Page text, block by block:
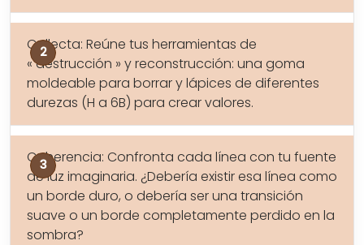
Collecta: Reúne tus herramientas de
« destrucción » y reconstrucción: una goma
moldeable para borrar y lápices de diferentes
durezas (H a 6B) para crear valores.
Coherencia: Confronta cada línea con tu fuente
de luz imaginaria. ¿Debería existir esa línea como
un borde duro, o debería ser una transición
suave o un borde completamente perdido en la
sombra?